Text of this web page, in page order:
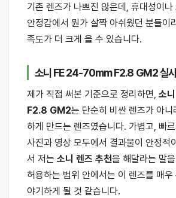
기존 렌즈가 나쁘진 않은데, 휴대성이
안정감에서 뭔가 살짝 아쉬웠던 분들이
족도가 더 크게 올 수 있습니다.
소니 FE 24-70mm F2.8 GM2 실
제가 직접 써본 기준으로 정리하면, 소
F2.8 GM2는 단순히 비싼 렌즈가 아니
하게 만드는 렌즈였습니다. 가볍고, 빠
사진과 영상 모두에서 결과물이 안정적
서 저는 소니 렌즈 추천을 해달라는 말
허용하는 범위 안에서는 이 렌즈를 매우
야기하게 될 것 같습니다.